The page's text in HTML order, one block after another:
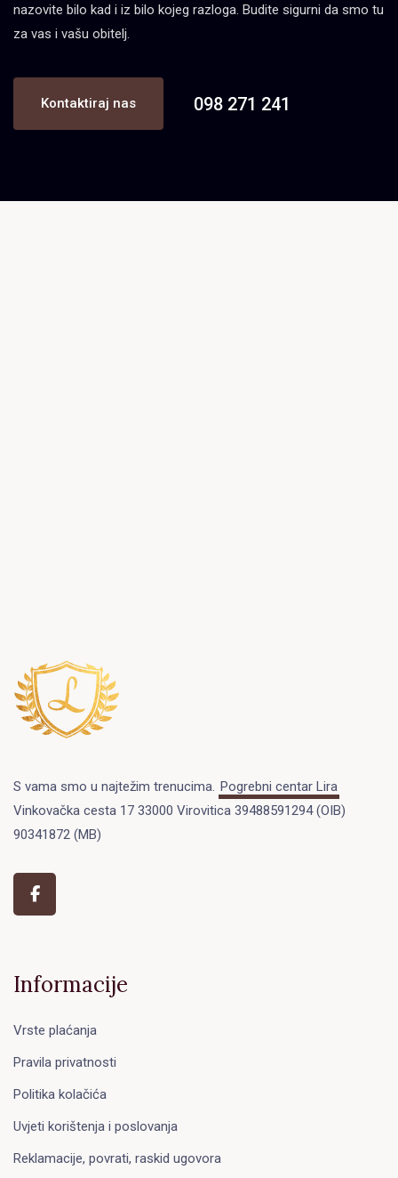
nazovite bilo kad i iz bilo kojeg razloga. Budite sigurni da smo tu
za vas i vašu obitelj.
Kontaktiraj nas 098 271 241
S vama smo u najtežim trenucima. Pogrebni centar Lira
Vinkovačka cesta 17 33000 Virovitica 39488591294 (OIB)
90341872 (MB)
Informacije
Vrste plaćanja
Pravila privatnosti
Politika kolačića
Uvjeti korištenja i poslovanja
Reklamacije, povrati, raskid ugovora